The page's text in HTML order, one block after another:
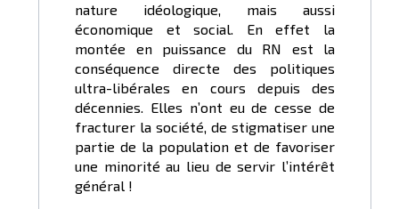
nature idéologique, mais aussi
économique et social. En effet la
montée en puissance du RN est la
conséquence directe des politiques
ultra-libérales en cours depuis des
décennies. Elles n’ont eu de cesse de
fracturer la société, de stigmatiser une
partie de la population et de favoriser
une minorité au lieu de servir l’intérêt
général !